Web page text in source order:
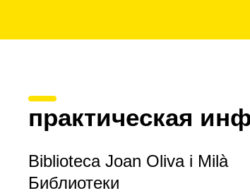
практическая
Biblioteca Joan Oliva i Milà
Библиотеки